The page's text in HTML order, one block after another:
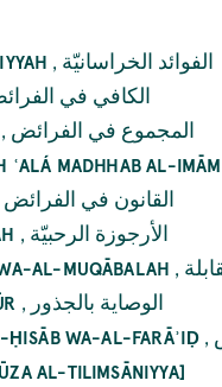
, الفوائد الخراسانيّة
الکافي في
, المجموع في الفرائض
MADHHAB AL-
القانون في الفرائض
, الأرجوزة الرحبيّة
AL-MUQĀBALAH ,
, الوصاية بالجذور
ḤISĀB WA-AL-FARĀʾIḌ ,
AL-TILIMSĀNIYYA]